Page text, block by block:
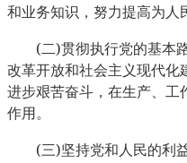
和业务知识，努力提高为人
(二)贯彻执行党的基本
改革开放和社会主义现代化
进步艰苦奋斗，在生产、工
作用。
(三)坚持党和人民的利